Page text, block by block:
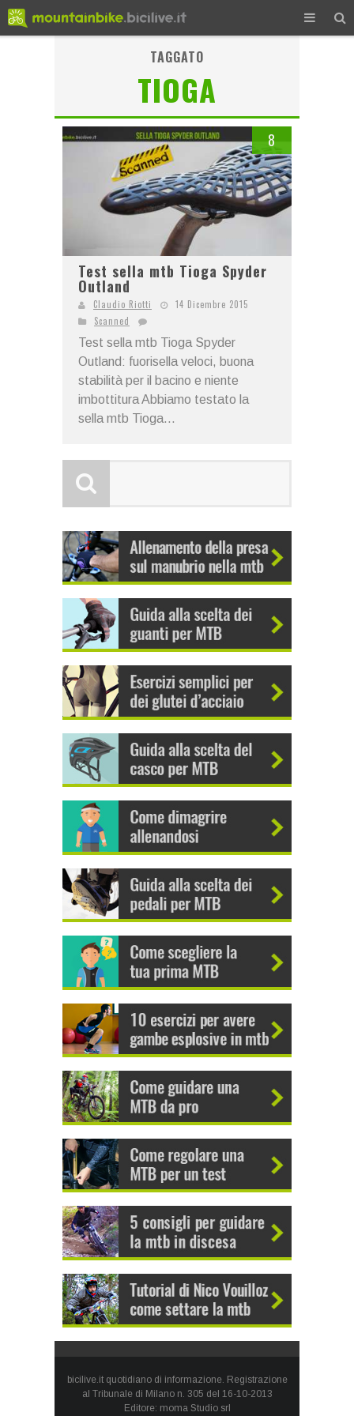
TAGGATO
TIOGA
8
Test sella mtb Tioga Spyder
Outland
Claudio Riotti
14 Dicembre 2015
Scanned
Test sella mtb Tioga Spyder
Outland: fuorisella veloci, buona
stabilità per il bacino e niente
imbottitura Abbiamo testato la
sella mtb Tioga...
bicilive.it quotidiano di informazione. Registrazione
al Tribunale di Milano n. 305 del 16-10-2013
Editore: moma Studio srl